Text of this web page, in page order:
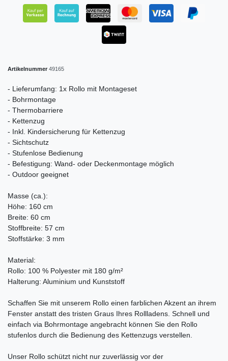
Artikelnummer 49165
- Lieferumfang: 1x Rollo mit Montageset
- Bohrmontage
- Thermobarriere
- Kettenzug
- Inkl. Kindersicherung für Kettenzug
- Sichtschutz
- Stufenlose Bedienung
- Befestigung: Wand- oder Deckenmontage möglich
- Outdoor geeignet
Masse (ca.):
Höhe: 160 cm
Breite: 60 cm
Stoffbreite: 57 cm
Stoffstärke: 3 mm
Material:
Rollo: 100 % Polyester mit 180 g/m²
Halterung: Aluminium und Kunststoff
Schaffen Sie mit unserem Rollo einen farblichen Akzent an ihrem
Fenster anstatt des tristen Graus Ihres Rollladens. Schnell und
einfach via Bohrmontage angebracht können Sie den Rollo
stufenlos durch die Bedienung des Kettenzugs verstellen.
Unser Rollo schützt nicht nur zuverlässig vor der